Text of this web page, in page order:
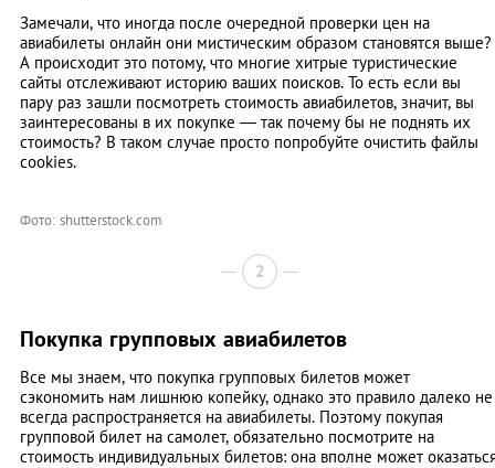
Замечали, что иногда после очередной проверки цен на
авиабилеты онлайн они мистическим образом становятся выше?
А происходит это потому, что многие хитрые туристические
сайты отслеживают историю ваших поисков. То есть если вы
пару раз зашли посмотреть стоимость авиабилетов, значит, вы
заинтересованы в их покупке — так почему бы не поднять их
стоимость? В таком случае просто попробуйте очистить файлы
cookies.
Фото: shutterstock.com
2
Покупка групповых авиабилетов
Все мы знаем, что покупка групповых билетов может
сэкономить нам лишнюю копейку, однако это правило далеко не
всегда распространяется на авиабилеты. Поэтому покупая
групповой билет на самолет, обязательно посмотрите на
стоимость индивидуальных билетов: она вполне может